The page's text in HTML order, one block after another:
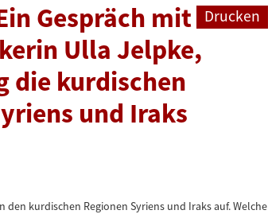
Drucken
Gespräch mit
Ulla Jelpke,
die kurdischen
und Iraks
den kurdischen Regionen Syriens und Iraks auf. Welche